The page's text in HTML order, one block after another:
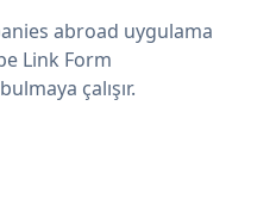
abroad uygulama
Link Form
çalışır.